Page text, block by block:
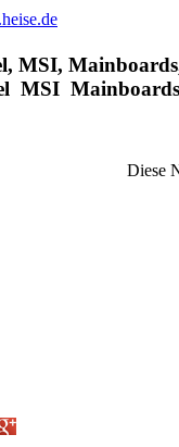
MSI,
MSI
Diese